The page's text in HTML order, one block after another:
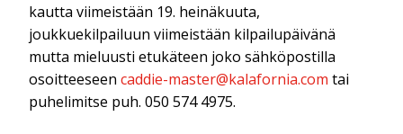
kautta viimeistään 19. heinäkuuta,
joukkuekilpailuun viimeistään kilpailupäivänä
mutta mieluusti etukäteen joko sähköpostilla
osoitteeseencaddie-master@kalafornia.com tai
puhelimitse puh. 050 574 4975.